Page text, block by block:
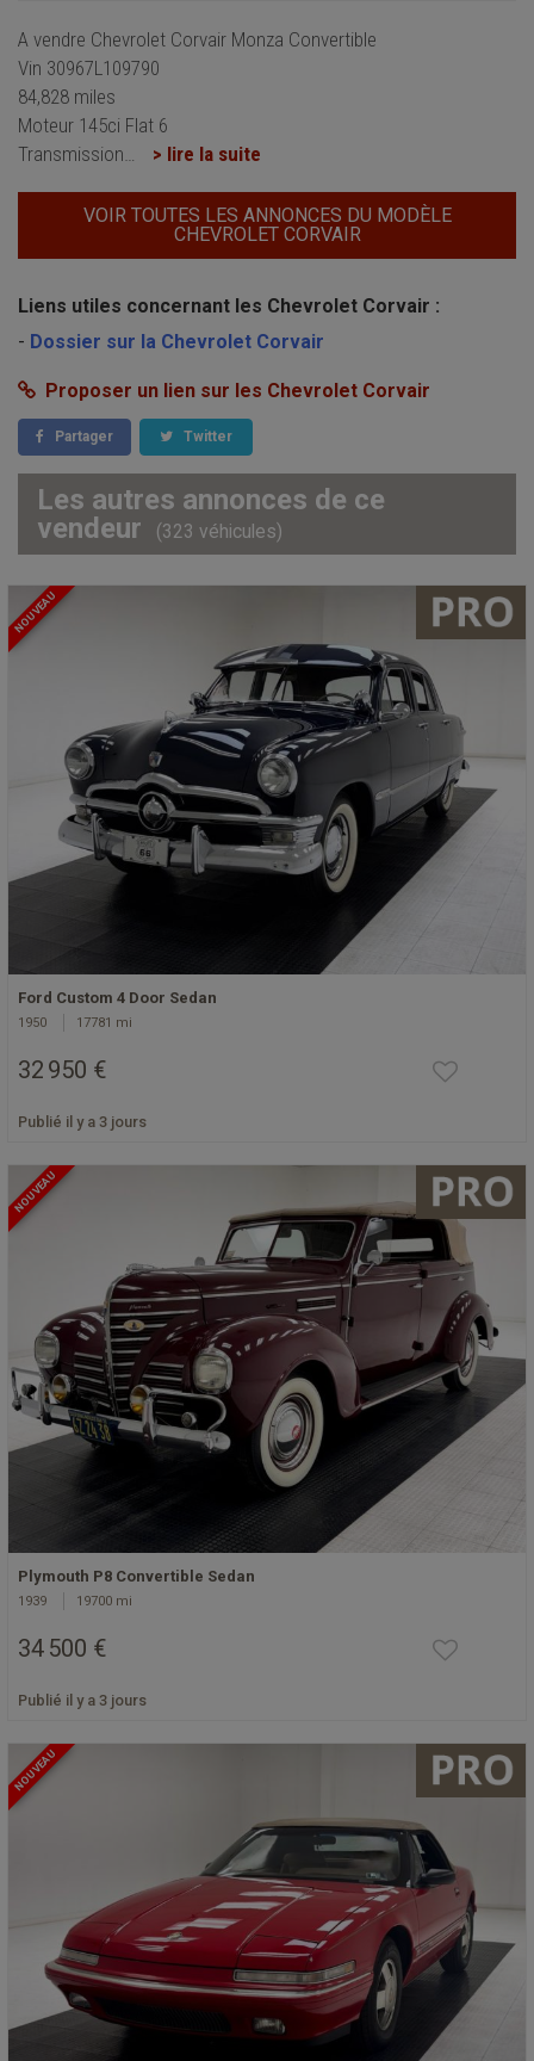
A vendre Chevrolet Corvair Monza Convertible
Vin 30967L109790
84,828 miles
Moteur 145ci Flat 6
Transmission… > lire la suite
VOIR TOUTES LES ANNONCES DU MODÈLE
CHEVROLET CORVAIR
Liens utiles concernant les Chevrolet Corvair :
- Dossier sur la Chevrolet Corvair
Proposer un lien sur les Chevrolet Corvair
Partager Twitter
Les autres annonces de ce
vendeur
(323 véhicules)
NOUVEAU
Ford Custom 4 Door Sedan
1950 17781 mi
32 950 €
Publié il y a 3 jours
NOUVEAU
Plymouth P8 Convertible Sedan
1939 19700 mi
34 500 €
Publié il y a 3 jours
NOUVEAU